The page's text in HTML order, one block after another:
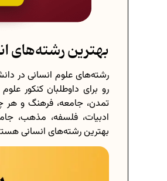
بهترین رشته‌های
رو برای داوطلبان کنکور
تمدن، جامعه، فرهنگ و هر
ادبیات، فلسفه، مذهب،
بهترین رشته‌های انسانی